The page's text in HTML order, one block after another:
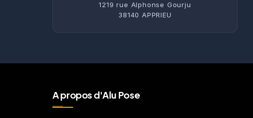
1219 rue Alphonse Gourju
38140 APPRIEU
A propos d'Alu Pose